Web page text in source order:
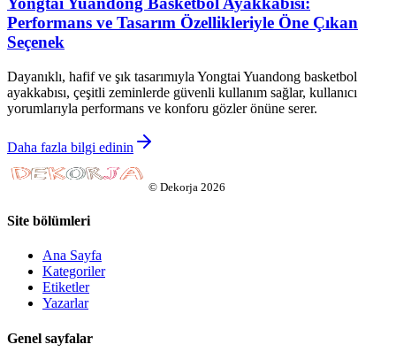
Performans ve Tasarım Özellikleriyle Öne Çıkan
Seçenek
Dayanıklı, hafif ve şık tasarımıyla Yongtai Yuandong basketbol
ayakkabısı, çeşitli zeminlerde güvenli kullanım sağlar, kullanıcı
yorumlarıyla performans ve konforu gözler önüne serer.
Daha fazla bilgi edinin
© Dekorja 2026
Site bölümleri
Ana Sayfa
Kategoriler
Etiketler
Yazarlar
Genel sayfalar